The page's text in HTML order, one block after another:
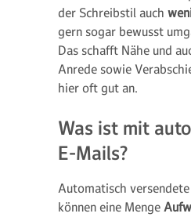
der Schreibstil auch
gern sogar bewusst
Das schafft Nähe und
Anrede sowie
hier oft gut an.
Was ist mit
E-Mails?
Automatisch
können eine Menge